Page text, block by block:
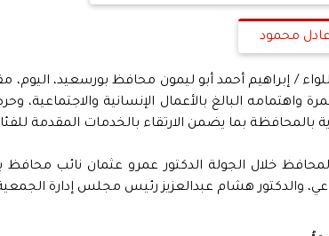
عادل محمود
/ إبراهيم أحمد أبو ليمون محافظ بورسعيد، اليوم،
واهتمامه البالغ بالأعمال الإنسانية
بالمحافظة بما يضمن الارتقاء بالخدمات المقدمة
خلال الجولة الدكتور عمرو عثمان نائب
والدكتور هشام عبدالعزيز رئيس مجلس إدارة